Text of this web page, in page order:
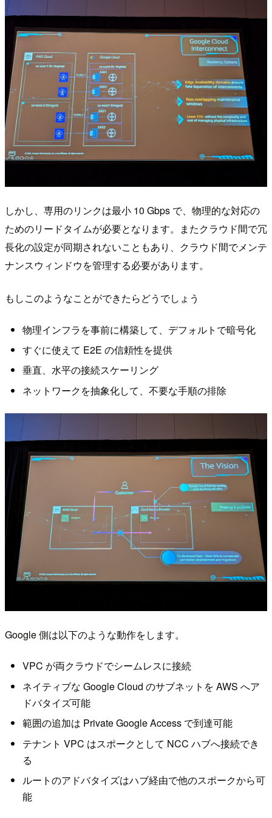
しかし、専用のリンクは最小 10 Gbps で、物理的な対応の
ためのリードタイムが必要となります。またクラウド間で冗
長化の設定が同期されないこともあり、クラウド間でメンテ
ナンスウィンドウを管理する必要があります。
もしこのようなことができたらどうでしょう
物理インフラを事前に構築して、デフォルトで暗号化
すぐに使えて E2E の信頼性を提供
垂直、水平の接続スケーリング
ネットワークを抽象化して、不要な手順の排除
Google 側は以下のような動作をします。
VPC が両クラウドでシームレスに接続
ネイティブな Google Cloud のサブネットを AWS へア
ドバタイズ可能
範囲の追加は Private Google Access で到達可能
テナント VPC はスポークとして NCC ハブへ接続でき
る
ルートのアドバタイズはハブ経由で他のスポークから可
能